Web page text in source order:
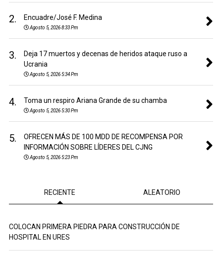
2. Encuadre/José F. Medina
Agosto 5, 2026 8:33 Pm
3.
Deja 17 muertos y decenas de heridos ataque ruso a
Ucrania
Agosto 5, 2026 5:34 Pm
4. Toma un respiro Ariana Grande de su chamba
Agosto 5, 2026 5:30 Pm
5.
OFRECEN MÁS DE 100 MDD DE RECOMPENSA POR
INFORMACIÓN SOBRE LÍDERES DEL CJNG
Agosto 5, 2026 5:23 Pm
RECIENTE ALEATORIO
COLOCAN PRIMERA PIEDRA PARA CONSTRUCCIÓN DE
HOSPITAL EN URES